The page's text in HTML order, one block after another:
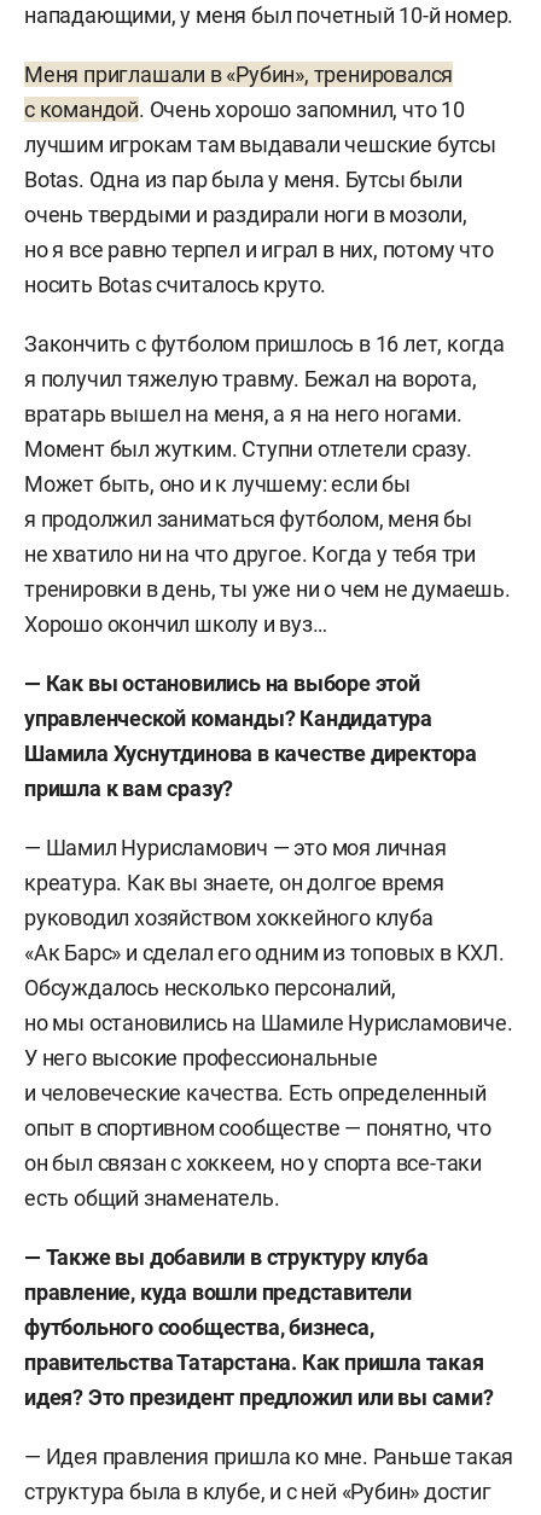
нападающими, у меня был почетный 10-й номер.
Меня приглашали в «Рубин», тренировался
с командой. Очень хорошо запомнил, что 10
лучшим игрокам там выдавали чешские бутсы
Botas. Одна из пар была у меня. Бутсы были
очень твердыми и раздирали ноги в мозоли,
но я все равно терпел и играл в них, потому что
носить Botas считалось круто.
Закончить с футболом пришлось в 16 лет, когда
я получил тяжелую травму. Бежал на ворота,
вратарь вышел на меня, а я на него ногами.
Момент был жутким. Ступни отлетели сразу.
Может быть, оно и к лучшему: если бы
я продолжил заниматься футболом, меня бы
не хватило ни на что другое. Когда у тебя три
тренировки в день, ты уже ни о чем не думаешь.
Хорошо окончил школу и вуз…
— Как вы остановились на выборе этой
управленческой команды? Кандидатура
Шамила Хуснутдинова в качестве директора
пришла к вам сразу?
— Шамил Нурисламович — это моя личная
креатура. Как вы знаете, он долгое время
руководил хозяйством хоккейного клуба
«Ак Барс» и сделал его одним из топовых в КХЛ.
Обсуждалось несколько персоналий,
но мы остановились на Шамиле Нурисламовиче.
У него высокие профессиональные
и человеческие качества. Есть определенный
опыт в спортивном сообществе — понятно, что
он был связан с хоккеем, но у спорта все-таки
есть общий знаменатель.
— Также вы добавили в структуру клуба
правление, куда вошли представители
футбольного сообщества, бизнеса,
правительства Татарстана. Как пришла такая
идея? Это президент предложил или вы сами?
— Идея правления пришла ко мне. Раньше такая
структура была в клубе, и с ней «Рубин» достиг